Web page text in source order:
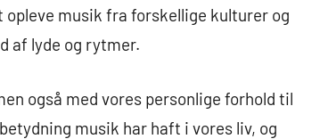
musik fra forskellige kulturer og
af lyde og rytmer.
også med vores personlige forhold til
musik har haft i vores liv, og